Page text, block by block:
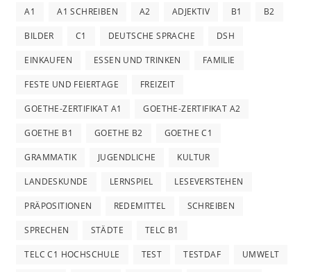
A1 A1 SCHREIBEN A2 ADJEKTIV B1 B2
BILDER C1 DEUTSCHE SPRACHE DSH
EINKAUFEN ESSEN UND TRINKEN FAMILIE
FESTE UND FEIERTAGE FREIZEIT
GOETHE-ZERTIFIKAT A1 GOETHE-ZERTIFIKAT A2
GOETHE B1 GOETHE B2 GOETHE C1
GRAMMATIK JUGENDLICHE KULTUR
LANDESKUNDE LERNSPIEL LESEVERSTEHEN
PRÄPOSITIONEN REDEMITTEL SCHREIBEN
SPRECHEN STÄDTE TELC B1
TELC C1 HOCHSCHULE TEST TESTDAF UMWELT